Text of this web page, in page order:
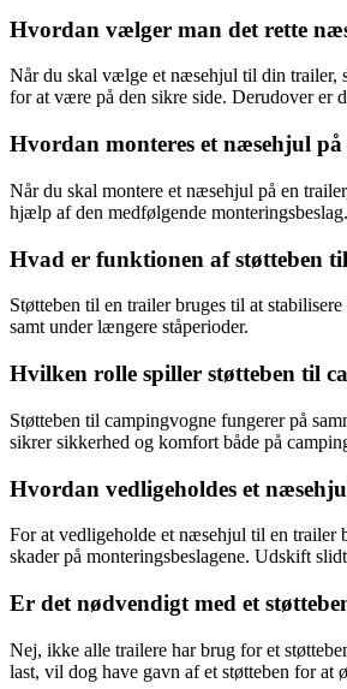
Hvordan vælger man det rette
Når du skal vælge et næsehjul til din trailer,
for at være på den sikre side. Derudover er
Hvordan monteres et næsehjul
Når du skal montere et næsehjul på en
hjælp af den medfølgende
Hvad er funktionen af støtteben
Støtteben til en trailer bruges til at
samt under længere ståperioder.
Hvilken rolle spiller støtteben til
Støtteben til campingvogne fungerer på
sikrer sikkerhed og komfort både på
Hvordan vedligeholdes et
For at vedligeholde et næsehjul til en trailer
skader på monteringsbeslagene. Udskift
Er det nødvendigt med et
Nej, ikke alle trailere har brug for et
last, vil dog have gavn af et støtteben for at